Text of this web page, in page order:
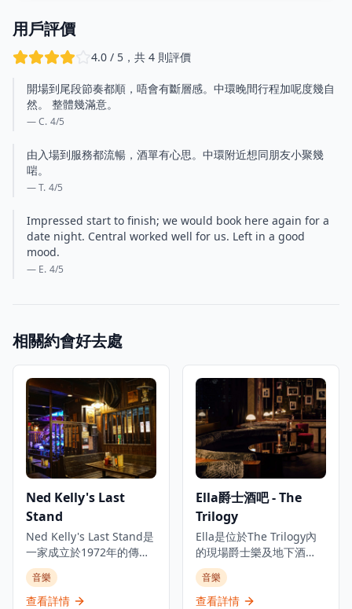
用戶評價
4.0 / 5，共 4 則評價
開場到尾段節奏都順，唔會有斷層感。中環晚間行程加呢度幾自
然。 整體幾滿意。
— C. 4/5
由入場到服務都流暢，酒單有心思。中環附近想同朋友小聚幾
啱。
— T. 4/5
Impressed start to finish; we would book here again for a
date night. Central worked well for us. Left in a good
mood.
— E. 4/5
相關約會好去處
Ned Kelly's Last
Stand
Ned Kelly's Last Stand是
一家成立於1972年的傳奇
酒吧餐廳，位於香港尖沙
咀的心臟地帶。這個歷史
悠久的場所以其熱鬧的氛
音樂
查看詳情
Ella爵士酒吧 - The
Trilogy
Ella是位於The Trilogy內
的現場爵士樂及地下酒
吧，The Trilogy是香港中
環的多元化音樂體驗中
心，是體驗現場音樂和精
音樂
查看詳情